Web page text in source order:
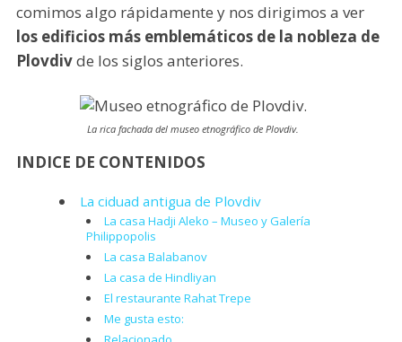
comimos algo rápidamente y nos dirigimos a ver
los edificios más emblemáticos de la nobleza de
Plovdivde los siglos anteriores.
La rica fachada del museo etnográfico de Plovdiv.
INDICE DE CONTENIDOS
La ciduad antigua de Plovdiv
La casa Hadji Aleko – Museo y Galería
Philippopolis
La casa Balabanov
La casa de Hindliyan
El restaurante Rahat Trepe
Me gusta esto: